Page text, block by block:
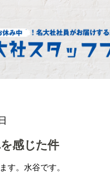
感じた件
す。水谷です。